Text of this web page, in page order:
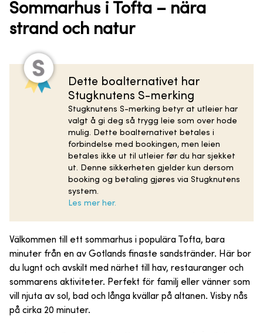
Sommarhus i Tofta – nära
strand och natur
Dette boalternativet har
Stugknutens S-merking
Stugknutens S-merking betyr at utleier har
valgt å gi deg så trygg leie som over hode
mulig. Dette boalternativet betales i
forbindelse med bookingen, men leien
betales ikke ut til utleier før du har sjekket
ut. Denne sikkerheten gjelder kun dersom
booking og betaling gjøres via Stugknutens
system.
Les mer her.
Välkommen till ett sommarhus i populära Tofta, bara
minuter från en av Gotlands finaste sandstränder. Här bor
du lugnt och avskilt med närhet till hav, restauranger och
sommarens aktiviteter. Perfekt för familj eller vänner som
vill njuta av sol, bad och långa kvällar på altanen. Visby nås
på cirka 20 minuter.